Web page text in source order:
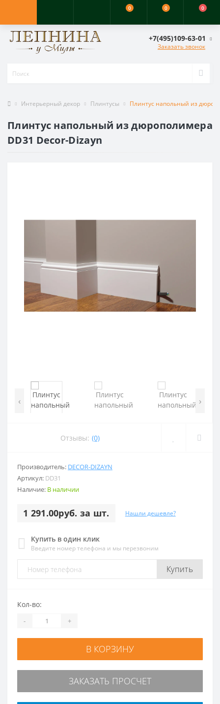
0 0 0
+7(495)109-63-01
Заказать звонок
Интерьерный декор Плинтусы Плинтус напольный из
Плинтус напольный из дюрополимера
DD31 Decor-Dizayn
‹ ›
Отзывы: (0)
Производитель: DECOR-DIZAYN
Артикул: DD31
Наличие: В наличии
1 291.00руб. за шт. Нашли дешевле?
Купить в один клик
Введите номер телефона и мы перезвоним
Купить
Кол-во:
- +
В КОРЗИНУ
ЗАКАЗАТЬ ПРОСЧЕТ